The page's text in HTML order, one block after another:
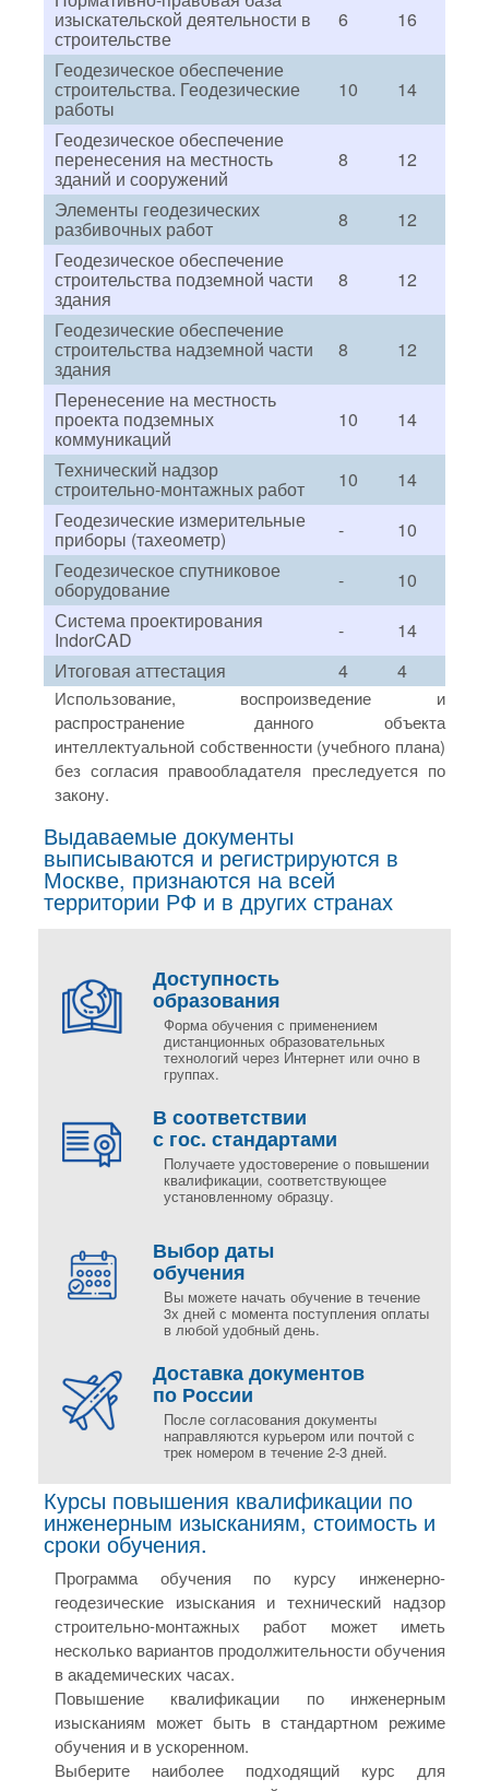
изыскательской деятельности в
строительстве
6
16
Геодезическое обеспечение
строительства. Геодезические
работы
10
14
Геодезическое обеспечение
перенесения на местность
зданий и сооружений
8
12
Элементы геодезических
разбивочных работ 8
12
Геодезическое обеспечение
строительства подземной части
здания
8
12
Геодезические обеспечение
строительства надземной части
здания
8
12
Перенесение на местность
проекта подземных
коммуникаций
10
14
Технический надзор
строительно-монтажных работ 10
14
Геодезические измерительные
приборы (тахеометр) -
10
Геодезическое спутниковое
оборудование -
10
Система проектирования
IndorCAD -
14
Итоговая аттестация
4 4
Использование, воспроизведение и
распространение данного объекта
интеллектуальной собственности (учебного плана)
без согласия правообладателя преследуется по
закону.
Выдаваемые документы
выписываются и регистрируются в
Москве, признаются на всей
территории РФ и в других странах
Доступность
образования
Форма обучения с применением
дистанционных образовательных
технологий через Интернет или очно в
группах.
В соответствии
с гос. стандартами
Получаете удостоверение о повышении
квалификации, соответствующее
установленному образцу.
Выбор даты
обучения
Вы можете начать обучение в течение
3х дней с момента поступления оплаты
в любой удобный день.
Доставка документов
по России
После согласования документы
направляются курьером или почтой с
трек номером в течение 2-3 дней.
Курсы повышения квалификации по
инженерным изысканиям, стоимость и
сроки обучения.
Программа обучения по курсу инженерно-
геодезические изыскания и технический надзор
строительно-монтажных работ может иметь
несколько вариантов продолжительности обучения
в академических часах.
Повышение квалификации по инженерным
изысканиям может быть в стандартном режиме
обучения и в ускоренном.
Выберите наиболее подходящий курс для